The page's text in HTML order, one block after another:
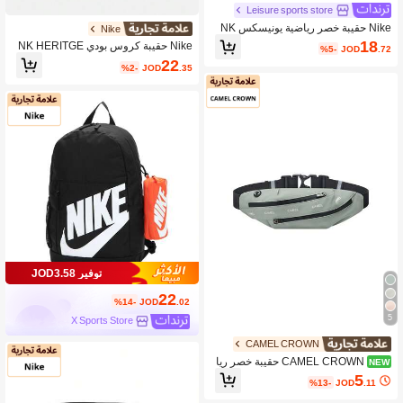
Leisure sports store
Nike حقيبة خصر رياضية يونيسكس NK
حقيبة تخزين صغيرة للسفر والخارج HJ8
JOD18.72
%5-
5
CAMEL CROWN
NEW
CAMEL CROWN حقيبة خصر ريا
ضية متعددة الوظائف للجنسين & حقيبة
صدر عبر الجسم، سعة كبيرة لمعدات اللي
JOD5 .11
%13-
Nike
Nike حقيبة كروس بودي NK HERITGE
Q3292-010
JOD22.35
%2-
توفير JOD3.58
JOD22 .02
%14-
X Sports Store